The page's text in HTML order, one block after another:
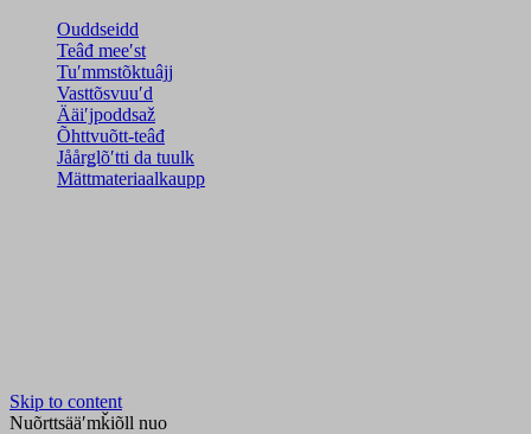
Ouddseidd
Teâđ meeʹst
Tuʹmmstõktuâjj
Vasttõsvuuʹd
Ääiʹjpoddsaž
Õhttvuõtt-teâđ
Jåårǥlõʹtti da tuulk
Mättmateriaalkaupp
Skip to content
Nuõrttsääʹmǩiõll nuo